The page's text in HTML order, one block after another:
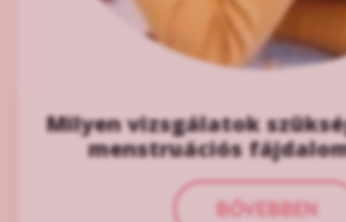
Milyen vizsgálatok
menstruációs
BŐVEBBEN